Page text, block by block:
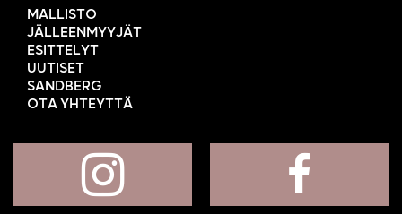
MALLISTO
JÄLLEENMYYJÄT
ESITTELYT
UUTISET
SANDBERG
OTA YHTEYTTÄ